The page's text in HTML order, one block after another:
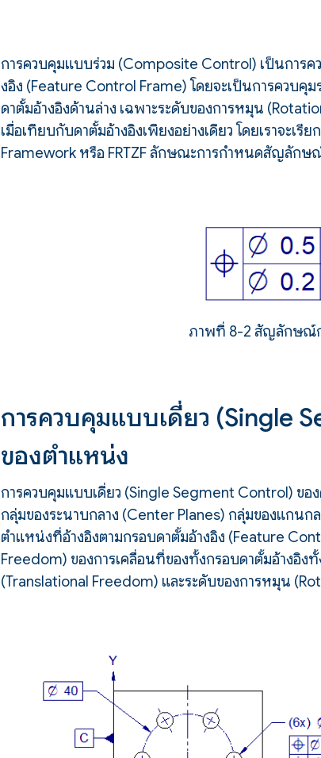
การควบคุมแบบร่วม (Composite Control) เป็นการ
งอิง (Feature Control Frame) โดยจะเป็นการควบคุ
ดาตั้มอ้างอิงด้านล่าง เฉพาะระดับของการหมุน
เมื่อเทียบกับดาตั้มอ้างอิงเพียงอย่างเดียว โดยเราจะเ
Framework หรือ FRTZF ลักษณะการกำหนดสัญลัก
ภาพที่ 8-2 สัญลักษณ์
การควบคุมแบบเดี่ยว (Single
ของตำแหน่ง
การควบคุมแบบเดี่ยว (Single Segment Control) ขอ
กลุ่มของระนาบกลาง (Center Planes) กลุ่มของแกนก
ตำแหน่งที่อ้างอิงตามกรอบดาตั้มอ้างอิง (Feature
Freedom) ของการเคลื่อนที่ของทั้งกรอบดาตั้มอ้างอิง
(Translational Freedom) และระดับของการหมุน